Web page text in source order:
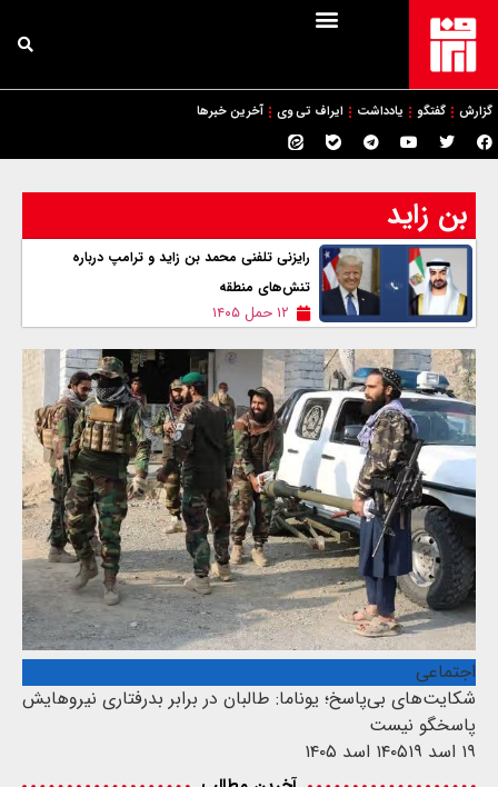
گزارش گفتگو یادداشت ایراف تی وی آخرین خبرها
بن زاید
رایزنی تلفنی محمد بن زاید و ترامپ درباره
تنش‌های منطقه
۱۲ حمل ۱۴۰۵
اجتماعی
شکایت‌های بی‌پاسخ؛ یوناما: طالبان در برابر بدرفتاری نیروهایش
پاسخگو نیست
۱۹ اسد ۱۴۰۵
۱۹ اسد ۱۴۰۵